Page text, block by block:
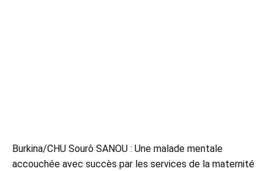
Burkina/CHU Sourô SANOU : Une malade mentale
accouchée avec succès par les services de la maternité